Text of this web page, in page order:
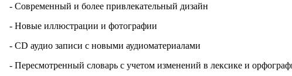
- Современный и более привлекательный дизайн
- Новые иллюстрации и фотографии
- CD аудио записи с новыми аудиоматериалами
- Пересмотренный словарь с учетом изменений в лексике и